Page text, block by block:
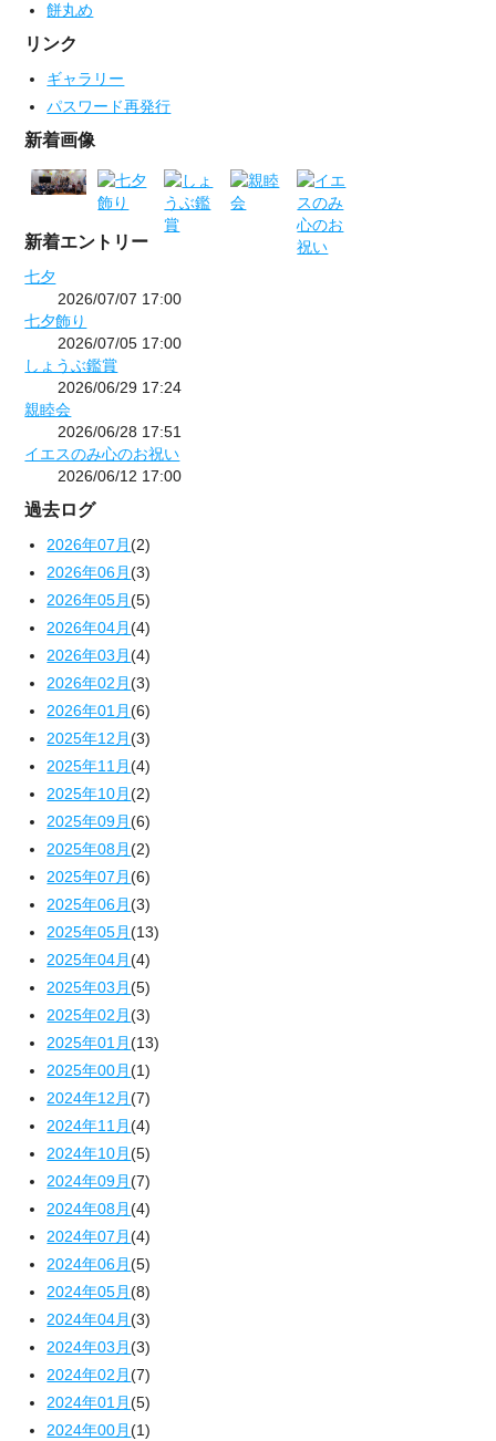
餅丸め
リンク
ギャラリー
パスワード再発行
新着画像
新着エントリー
七夕
2026/07/07 17:00
七夕飾り
2026/07/05 17:00
しょうぶ鑑賞
2026/06/29 17:24
親睦会
2026/06/28 17:51
イエスのみ心のお祝い
2026/06/12 17:00
過去ログ
2026年07月(2)
2026年06月(3)
2026年05月(5)
2026年04月(4)
2026年03月(4)
2026年02月(3)
2026年01月(6)
2025年12月(3)
2025年11月(4)
2025年10月(2)
2025年09月(6)
2025年08月(2)
2025年07月(6)
2025年06月(3)
2025年05月(13)
2025年04月(4)
2025年03月(5)
2025年02月(3)
2025年01月(13)
2025年00月(1)
2024年12月(7)
2024年11月(4)
2024年10月(5)
2024年09月(7)
2024年08月(4)
2024年07月(4)
2024年06月(5)
2024年05月(8)
2024年04月(3)
2024年03月(3)
2024年02月(7)
2024年01月(5)
2024年00月(1)